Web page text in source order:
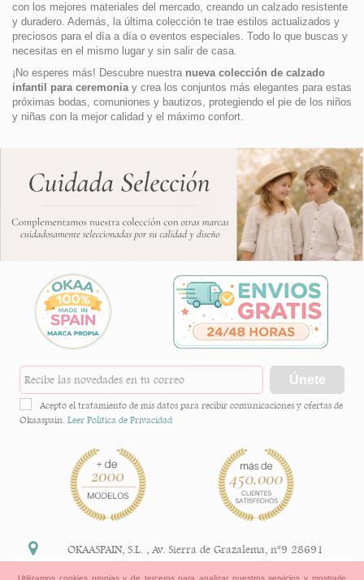
con los mejores materiales del mercado, creando un calzado resistente
y duradero. Además, la última colección te trae estilos actualizados y
preciosos para el día a día o eventos especiales. Todo lo que buscas y
necesitas en el mismo lugar y sin salir de casa.
¡No esperes más! Descubre nuestra nueva colección de calzado
infantil para ceremoniay crea los conjuntos más elegantes para estas
próximas bodas, comuniones y bautizos, protegiendo el pie de los niños
y niñas con la mejor calidad y el máximo confort.
Únete
Acepto el tratamiento de mis datos para recibir comunicaciones y ofertas de
Okaaspain. Leer Política de Privacidad
OKAASPAIN, S.L.
Av. Sierra de Grazalema, nº9 28691
Utilizamos cookies propias y de terceros para analizar nuestros servicios y mostrarle